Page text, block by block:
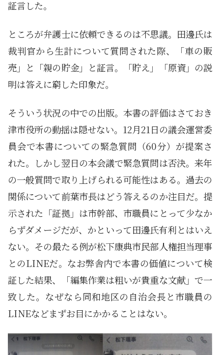
証言した。
ところが弁護士に依頼できるのは不思議。田邊氏は
裁判官から生計について質問された際、「車の販
売」と「親の貯金」と証言。「貯え」「原資」の説
明は答えに窮した印象だ。
そういう状況の中での出版。本書の評価はさておき
津市役所の動揺は隠せない。12月21日の議会運営委
員会で本書についての緊急質問（60分）が提案さ
れた。しかし翌日の本会議で緊急質問は否決。来年
の一般質問で取り上げられる可能性はある。過去の
関係について前葉市長はどう答えるのか注目だ。提
示された「証拠」は市幹部、市職員にとって少なか
らずダメージだが、かといって田邊氏有利とはいえ
ない。その最たる例が松下康典市民部人権担当理事
とのLINEだ。なお弊舎内で本書の価値について検
証した結果、「編集作業は粗いが貴重な文献」で一
致した。なぜなら同和地区の自治会長と市職員の
LINEなどまずお目にかかることはない。